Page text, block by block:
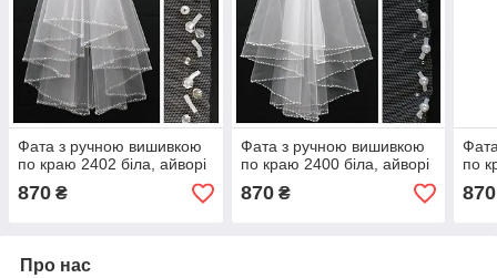
Фата з ручною вишивкою
по краю 2402 біла, айворі
870 ₴
Фата з ручною вишивкою
по краю 2400 біла, айворі
870₴
по
870
Про нас